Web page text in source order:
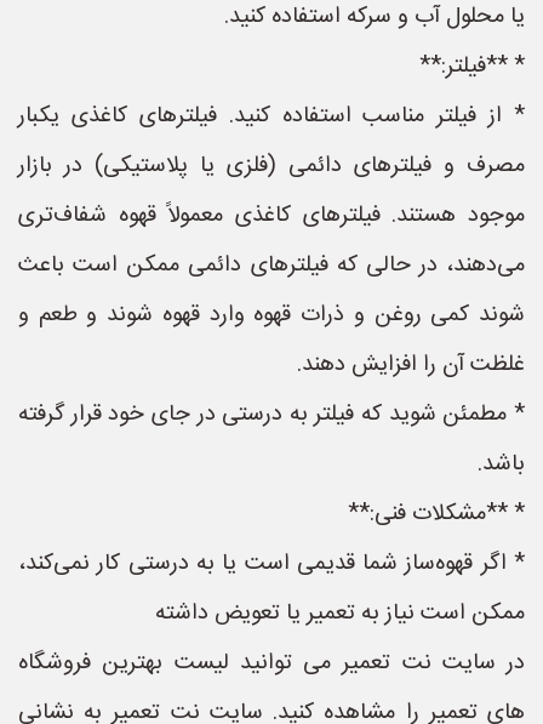
یا محلول آب و سرکه استفاده کنید.
* **فیلتر:**
* از فیلتر مناسب استفاده کنید. فیلترهای کاغذی یکبار
مصرف و فیلترهای دائمی (فلزی یا پلاستیکی) در بازار
موجود هستند. فیلترهای کاغذی معمولاً قهوه شفاف‌تری
می‌دهند، در حالی که فیلترهای دائمی ممکن است باعث
شوند کمی روغن و ذرات قهوه وارد قهوه شوند و طعم و
غلظت آن را افزایش دهند.
* مطمئن شوید که فیلتر به درستی در جای خود قرار گرفته
باشد.
* **مشکلات فنی:**
* اگر قهوه‌ساز شما قدیمی است یا به درستی کار نمی‌کند،
ممکن است نیاز به تعمیر یا تعویض داشته
در سایت نت تعمیر می توانید لیست بهترین فروشگاه
های تعمیر را مشاهده کنید. سایت نت تعمیر به نشانی